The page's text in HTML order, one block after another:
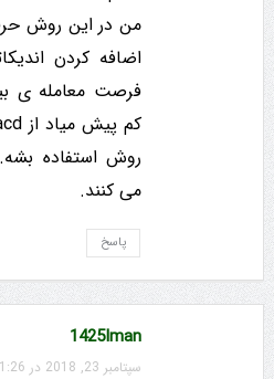
اضافه کردن
فرصت معامله ی
روش استفاده
می کنند.
پاسخ
1425Iman
سپتامبر 23, 2018 در 11:26 ب.ظ